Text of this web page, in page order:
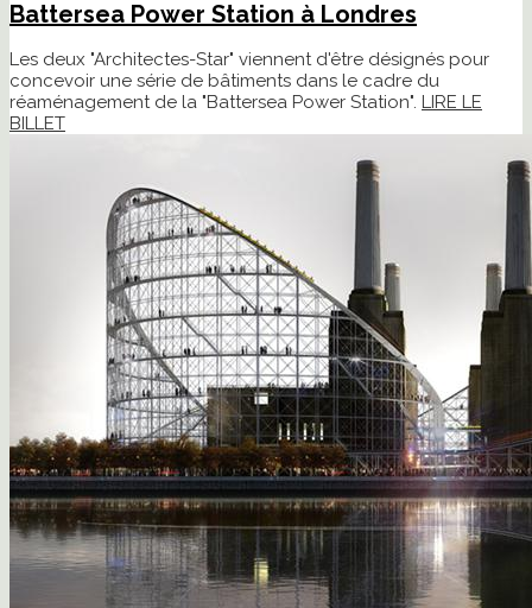
Battersea Power Station à Londres
Les deux "Architectes-Star" viennent d'être désignés pour
concevoir une série de bâtiments dans le cadre du
réaménagement de la "Battersea Power Station". LIRE LE
BILLET